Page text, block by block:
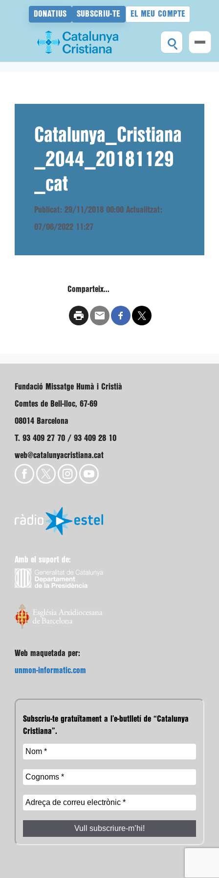
DONATIUS SUBSCRIU-TE EL MEU COMPTE
Catalunya_Cristiana
_2044_20181129
_cat
Publicat: 29/11/2018 00:00 Actualitzat:
07/06/2022 11:27
Comparteix...
Fundació Missatge Humà i Cristià
Comtes de Bell-lloc, 67-69
08014 Barcelona
T. 93 409 27 70 / 93 409 28 10
web@catalunyacristiana.cat
Amb el suport de:
Web maquetada per:
unmon-informatic.com
Subscriu-te gratuïtament a l’e-butlletí de “Catalunya
Cristiana”.